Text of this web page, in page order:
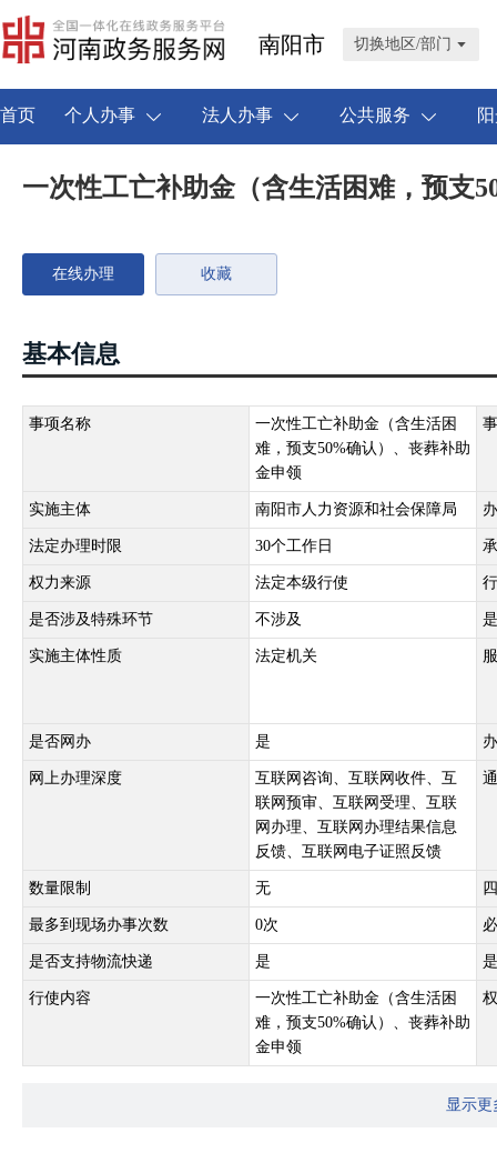
南阳市 切换地区/部门
首页 个人办事 法人办事 公共服务
一次性工亡补助金（含生活困难，预支
在线办理 收藏
基本信息
事项名称
一次性工亡补助金（含生活困
难，预支50%确认）、丧葬补助
金申领
实施主体 南阳市人力资源和社会保障局
法定办理时限 30个工作日
权力来源 法定本级行使
是否涉及特殊环节 不涉及
实施主体性质 法定机关
是否网办 是
网上办理深度
互联网咨询、互联网收件、互
联网预审、互联网受理、互联
网办理、互联网办理结果信息
反馈、互联网电子证照反馈
数量限制 无
最多到现场办事次数 0次
是否支持物流快递 是
行使内容
一次性工亡补助金（含生活困
难，预支50%确认）、丧葬补助
金申领
显示更